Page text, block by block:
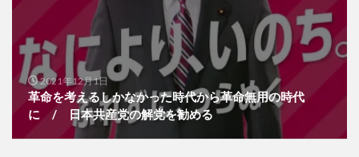
2021年12月1日
革命を考えるしかなかった時代から革命無用の時代
に / 日本共産党の解党を勧める